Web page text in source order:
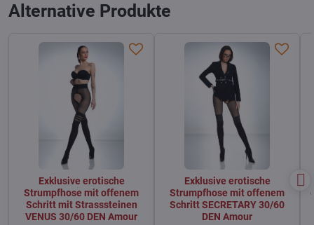
Alternative Produkte
Exklusive erotische
Strumpfhose mit offenem
Schritt mit Strasssteinen
VENUS 30/60 DEN Amour
Exklusive erotische
Strumpfhose mit offenem
Schritt SECRETARY 30/60
DEN Amour